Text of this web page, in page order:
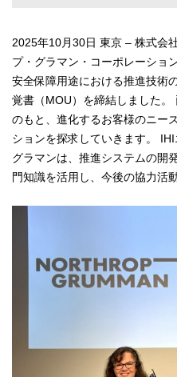
2025年10月30日 東京 – 株式会
プ・グラマン・コーポレーショ
安全保障用途における推進技術
覚書（MOU）を締結しました
のもと、進化するお客様のニー
ションを探求していきます。
グラマンは、推進システムの開
門知識を活用し、今後の協力活